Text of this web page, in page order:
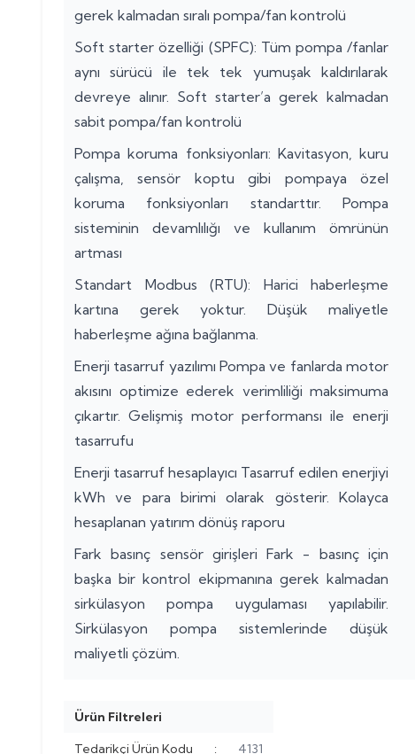
gerek kalmadan sıralı pompa/fan kontrolü
Soft starter özelliği (SPFC): Tüm pompa /fanlar
aynı sürücü ile tek tek yumuşak kaldırılarak
devreye alınır. Soft starter’a gerek kalmadan
sabit pompa/fan kontrolü
Pompa koruma fonksiyonları: Kavitasyon, kuru
çalışma, sensör koptu gibi pompaya özel
koruma fonksiyonları standarttır. Pompa
sisteminin devamlılığı ve kullanım ömrünün
artması
Standart Modbus (RTU): Harici haberleşme
kartına gerek yoktur. Düşük maliyetle
haberleşme ağına bağlanma.
Enerji tasarruf yazılımı Pompa ve fanlarda motor
akısını optimize ederek verimliliği maksimuma
çıkartır. Gelişmiş motor performansı ile enerji
tasarrufu
Enerji tasarruf hesaplayıcı Tasarruf edilen enerjiyi
kWh ve para birimi olarak gösterir. Kolayca
hesaplanan yatırım dönüş raporu
Fark basınç sensör girişleri Fark - basınç için
başka bir kontrol ekipmanına gerek kalmadan
sirkülasyon pompa uygulaması yapılabilir.
Sirkülasyon pompa sistemlerinde düşük
maliyetli çözüm.
Ürün Filtreleri
Tedarikçi Ürün Kodu
: 4131